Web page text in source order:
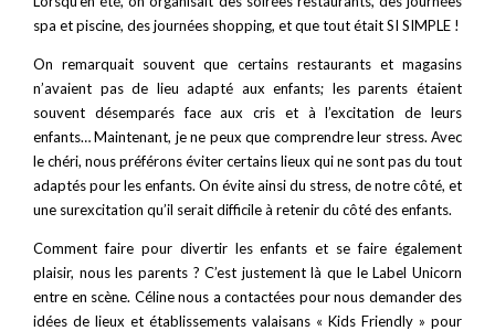
spa et piscine, des journées shopping, et que tout était SI SIMPLE !
On remarquait souvent que certains restaurants et magasins
n’avaient pas de lieu adapté aux enfants; les parents étaient
souvent désemparés face aux cris et à l’excitation de leurs
enfants… Maintenant, je ne peux que comprendre leur stress. Avec
le chéri, nous préférons éviter certains lieux qui ne sont pas du tout
adaptés pour les enfants. On évite ainsi du stress, de notre côté, et
une surexcitation qu’il serait difficile à retenir du côté des enfants.
Comment faire pour divertir les enfants et se faire également
plaisir, nous les parents ? C’est justement là que le Label Unicorn
entre en scène. Céline nous a contactées pour nous demander des
idées de lieux et établissements valaisans « Kids Friendly » pour